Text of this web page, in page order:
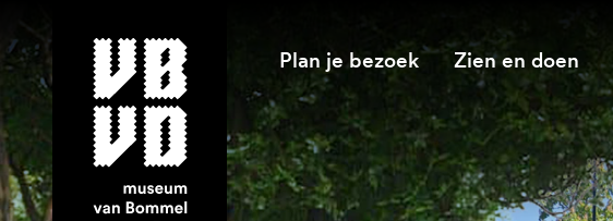
museum van Bommel van Dam
Plan je bezoek Zien en doen